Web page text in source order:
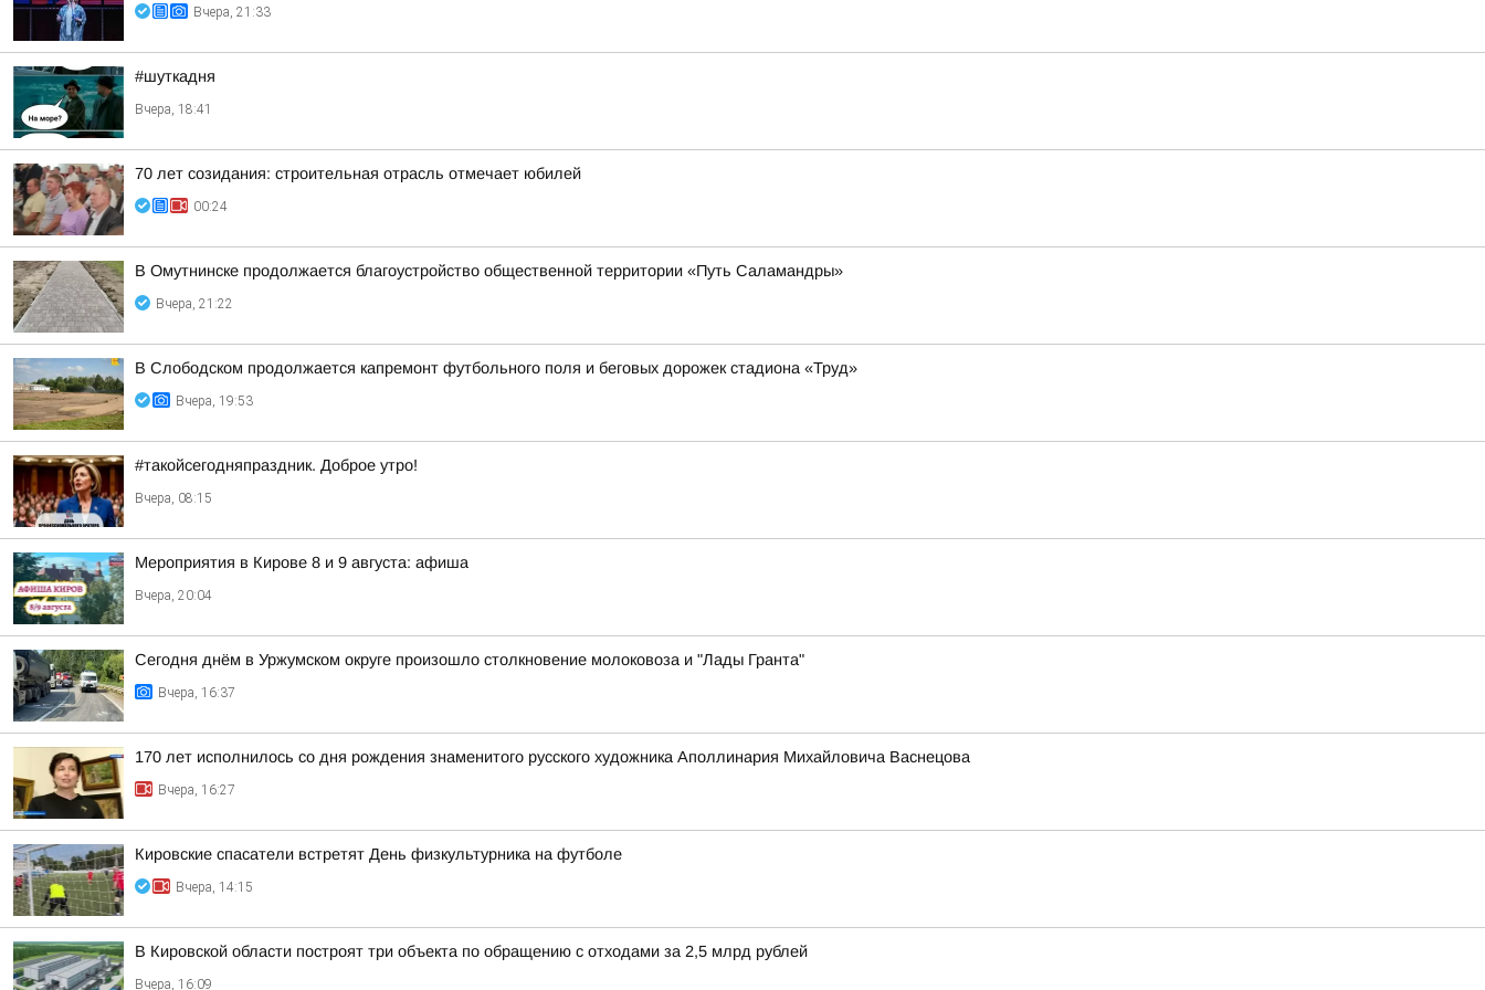
Вчера, 21:33
#шуткадня
Вчера, 18:41
70 лет созидания: строительная отрасль отмечает юбилей
00:24
В Омутнинске продолжается благоустройство общественной территории «Путь Саламандры»
Вчера, 21:22
В Слободском продолжается капремонт футбольного поля и беговых дорожек стадиона «Труд»
Вчера, 19:53
#такойсегодняпраздник. Доброе утро!
Вчера, 08:15
Мероприятия в Кирове 8 и 9 августа: афиша
Вчера, 20:04
Сегодня днём в Уржумском округе произошло столкновение молоковоза и "Лады Гранта"
Вчера, 16:37
170 лет исполнилось со дня рождения знаменитого русского художника Аполлинария Михайловича Васнецова
Вчера, 16:27
Кировские спасатели встретят День физкультурника на футболе
Вчера, 14:15
В Кировской области построят три объекта по обращению с отходами за 2,5 млрд рублей
Вчера, 16:09